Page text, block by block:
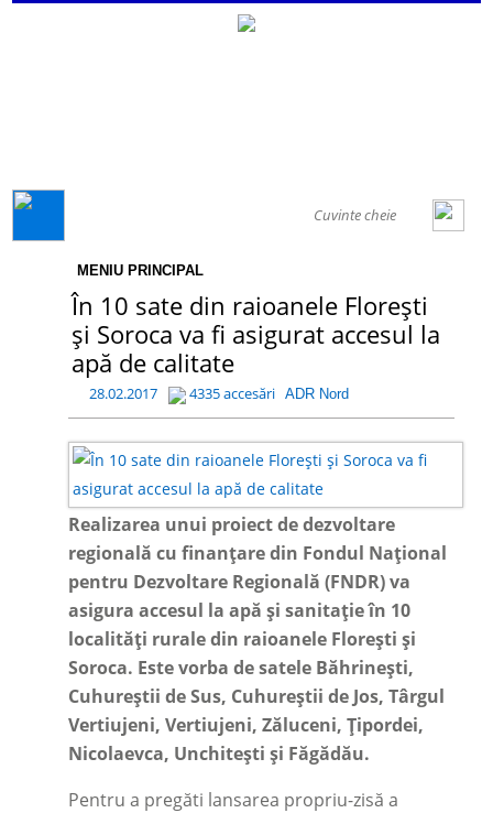
MENIU PRINCIPAL
În 10 sate din raioanele Florești
și Soroca va fi asigurat accesul la
apă de calitate
28.02.2017 4335 accesări ADR Nord
Realizarea unui proiect de dezvoltare
regională cu finanțare din Fondul Național
pentru Dezvoltare Regională (FNDR) va
asigura accesul la apă și sanitație în 10
localități rurale din raioanele Florești și
Soroca. Este vorba de satele Băhrinești,
Cuhureștii de Sus, Cuhureștii de Jos, Târgul
Vertiujeni, Vertiujeni, Zăluceni, Ţipordei,
Nicolaevca, Unchiteşti și Făgădău.
Pentru a pregăti lansarea propriu-zisă a